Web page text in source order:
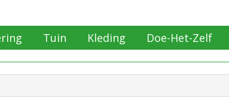
Tuin Kleding Doe-Het-Zelf